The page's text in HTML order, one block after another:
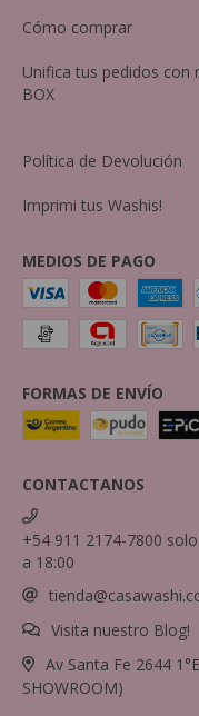
Cómo comprar
Unifica tus pedidos con
BOX
Política de Devolución
Imprimi tus Washis!
MEDIOS DE PAGO
FORMAS DE ENVÍO
CONTACTANOS
+54 911 2174-7800
a 18:00
Visita nuestro Blog!
Av Santa Fe 2644
SHOWROOM)